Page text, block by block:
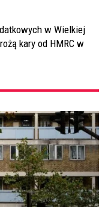
w Wielkiej
kary od HMRC w